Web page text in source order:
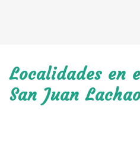
Localidades en
San Juan